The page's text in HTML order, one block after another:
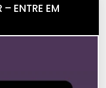
– ENTRE EM